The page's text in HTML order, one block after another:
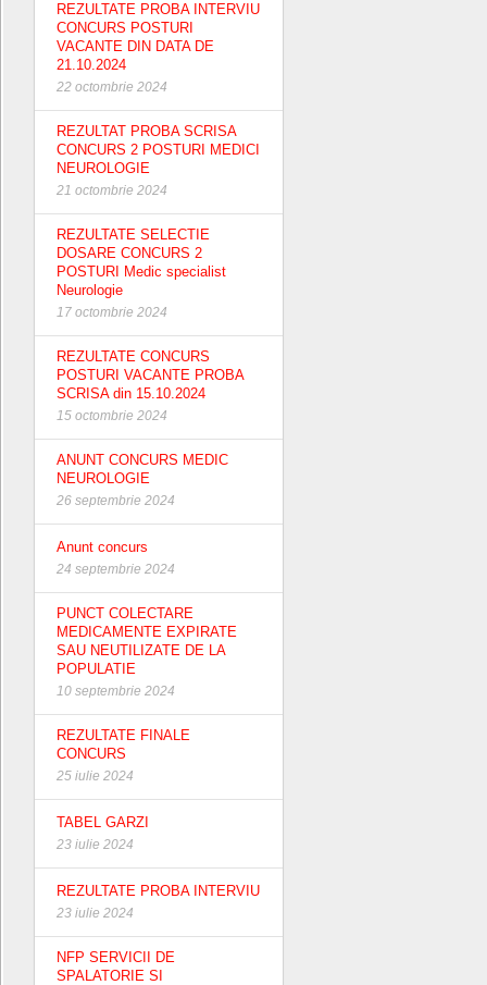
REZULTATE PROBA INTERVIU
CONCURS POSTURI
VACANTE DIN DATA DE
21.10.2024
22 octombrie 2024
REZULTAT PROBA SCRISA
CONCURS 2 POSTURI MEDICI
NEUROLOGIE
21 octombrie 2024
REZULTATE SELECTIE
DOSARE CONCURS 2
POSTURI Medic specialist
Neurologie
17 octombrie 2024
REZULTATE CONCURS
POSTURI VACANTE PROBA
SCRISA din 15.10.2024
15 octombrie 2024
ANUNT CONCURS MEDIC
NEUROLOGIE
26 septembrie 2024
Anunt concurs
24 septembrie 2024
PUNCT COLECTARE
MEDICAMENTE EXPIRATE
SAU NEUTILIZATE DE LA
POPULATIE
10 septembrie 2024
REZULTATE FINALE
CONCURS
25 iulie 2024
TABEL GARZI
23 iulie 2024
REZULTATE PROBA INTERVIU
23 iulie 2024
NFP SERVICII DE
SPALATORIE SI